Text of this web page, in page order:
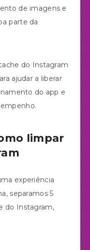
de imagens e
parte da
do Instagram
ajudar a liberar
do app e
limpar
experiência
separamos 5
do Instagram,